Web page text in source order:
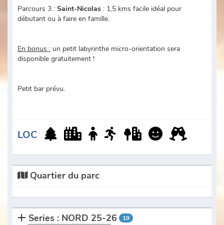
Parcours 3 : Saint-Nicolas : 1,5 kms facile idéal pour
débutant ou à faire en famille.
En bonus : un petit labyrinthe micro-orientation sera
disponible gratuitement !
Petit bar prévu.
LOC
Quartier du parc
Series : NORD 25-26 19